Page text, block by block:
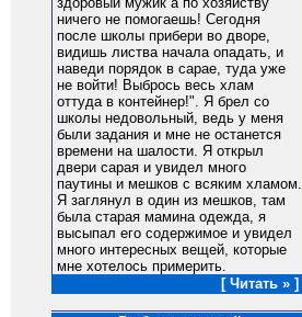
ничего не помогаешь! Сегодня
после школы прибери во дворе,
видишь листва начала опадать, и
наведи порядок в сарае, туда уже
не войти! Выбрось весь хлам
оттуда в контейнер!". Я брел со
школы недовольный, ведь у меня
были задания и мне не останется
времени на шалости. Я открыл
двери сарая и увидел много
паутины и мешков с всяким хламом.
Я заглянул в один из мешков, там
была старая мамина одежда, я
высыпал его содержимое и увидел
много интересных вещей, которые
мне хотелось примерить.
[ Читать » ]